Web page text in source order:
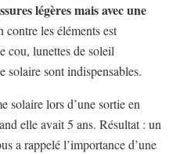
légères mais avec une
contre les éléments est
cou, lunettes de soleil
sont indispensables.
solaire lors d’une sortie en
elle avait 5 ans. Résultat : un
a rappelé l’importance d’une